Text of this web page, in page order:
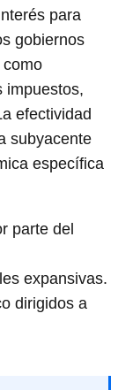
para
gobiernos
impuestos,
efectividad
subyacente
específica
parte del
expansivas.
dirigidos a